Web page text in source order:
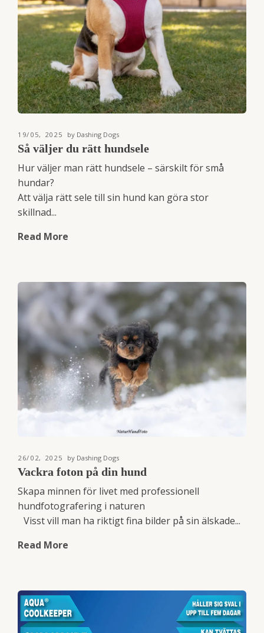
19/05, 2025 by Dashing Dogs
Så väljer du rätt hundsele
Hur väljer man rätt hundsele – särskilt för små
hundar?
Att välja rätt sele till sin hund kan göra stor
skillnad...
Read More
26/02, 2025 by Dashing Dogs
Vackra foton på din hund
Skapa minnen för livet med professionell
hundfotografering i naturen
Visst vill man ha riktigt fina bilder på sin älskade...
Read More